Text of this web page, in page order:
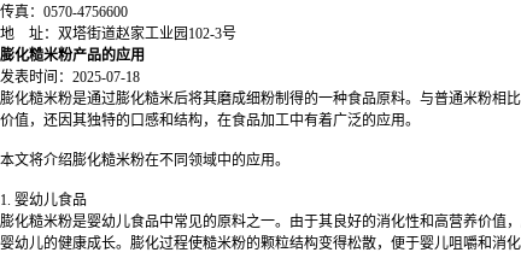
传真：0570-4756600
地 址：双塔街道赵家工业园102-3号
膨化糙米粉产品的应用
发表时间：2025-07-18
膨化糙米粉是通过膨化糙米后将其磨成细粉制得的一种食品原料。与普通米粉
价值，还因其独特的口感和结构，在食品加工中有着广泛的应用。
本文将介绍膨化糙米粉在不同领域中的应用。
1. 婴幼儿食品
膨化糙米粉是婴幼儿食品中常见的原料之一。由于其良好的消化性和高营养价
婴幼儿的健康成长。膨化过程使糙米粉的颗粒结构变得松散，便于婴儿咀嚼和消化